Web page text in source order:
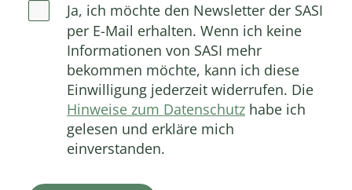
Ja, ich möchte den Newsletter der SASI
per E-Mail erhalten. Wenn ich keine
Informationen von SASI mehr
bekommen möchte, kann ich diese
Einwilligung jederzeit widerrufen. Die
Hinweise zum Datenschutz habe ich
gelesen und erkläre mich
einverstanden.